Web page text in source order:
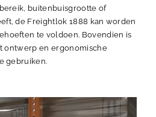
buitenbuisgrootte of
de Freightlok 1888 kan worden
te voldoen. Bovendien is
ontwerp en ergonomische
gebruiken.